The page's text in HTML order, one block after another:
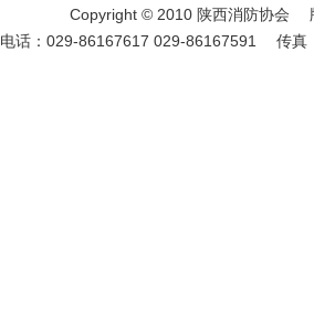
Copyright © 2010 陕西消防协会
电话：029-86167617 029-86167591 传